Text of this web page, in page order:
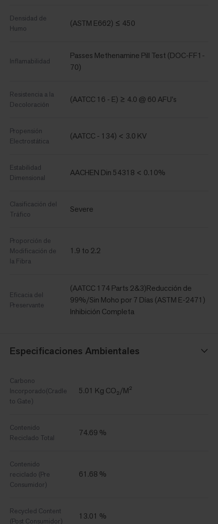
Densidad de
Humo
(ASTM E662) ≤ 450
Inflamabilidad
Passes Methenamine Pill Test (DOC-FF1-
70)
Resistencia a la
Decoloración
(AATCC 16 - E) ≥ 4.0 @ 60 AFU's
Propensión
Electrostática
(AATCC - 134) < 3.0 KV
Estabilidad
Dimensional
AACHEN Din 54318 < 0.10%
Clasificación del
Tráfico
Severe
Proporción de
Modificación de
la Fibra
1.9 to 2.2
Eficacia del
Preservante
(AATCC 174 Parts 2&3)Reducción de
99%/Sin Moho por 7 Días (ASTM E-2471)
Inhibición Completa
Especificaciones Ambientales
Carbono
Incorporado(Cradle
to Gate)
5.01 Kg CO₂/M²
Contenido
Reciclado Total
74.69 %
Contenido
reciclado (Pre
Consumidor)
61.68 %
Recycled Content
(Post Consumidor)
13.01 %